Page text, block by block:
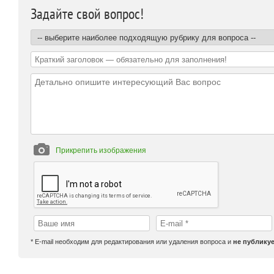
Задайте свой вопрос!
Прикрепить изображения
* E-mail необходим для редактирования или удаления вопроса и не